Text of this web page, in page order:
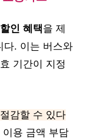
인 혜택을 제
다. 이는 버스와
기간이 지정
감할 수 있다
용 금액 부담